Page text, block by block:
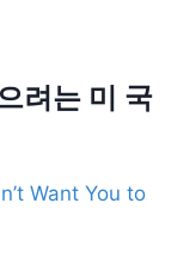
려는 미 국
Want You to